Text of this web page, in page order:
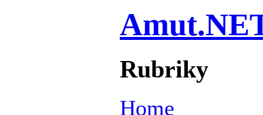
Rubriky
Home